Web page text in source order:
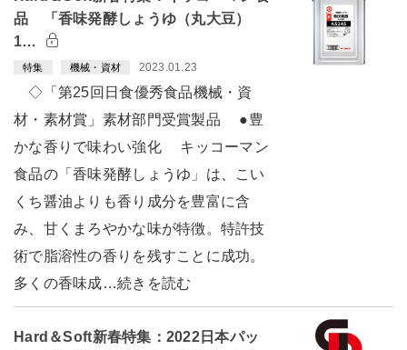
品 「香味発酵しょうゆ（丸大豆）
1…
特集 機械・資材 2023.01.23
◇「第25回日食優秀食品機械・資
材・素材賞」素材部門受賞製品 ●豊
かな香りで味わい強化 キッコーマン
食品の「香味発酵しょうゆ」は、こい
くち醤油よりも香り成分を豊富に含
み、甘くまろやかな味が特徴。特許技
術で脂溶性の香りを残すことに成功。
多くの香味成…続きを読む
Hard＆Soft新春特集：2022日本パッ